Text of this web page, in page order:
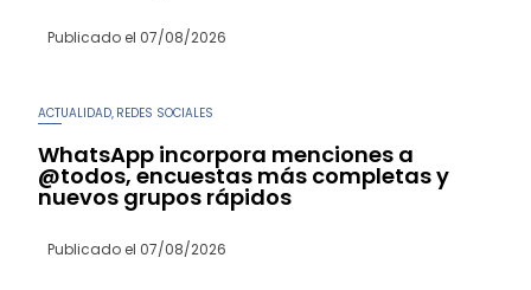
Publicado el 07/08/2026
ACTUALIDAD, REDES SOCIALES
WhatsApp incorpora menciones a
@todos, encuestas más completas y
nuevos grupos rápidos
Publicado el 07/08/2026